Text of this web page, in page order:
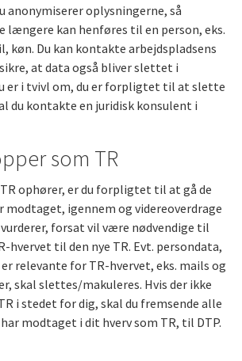
anonymiserer oplysningerne, så
længere kan henføres til en person, eks.
køn. Du kan kontakte arbejdspladsens
at data også bliver slettet i
er i tvivl om, du er forpligtet til at slette
du kontakte en juridisk konsulent i
som TR
ophører, er du forpligtet til at gå de
modtaget, igennem og videreoverdrage
forsat vil være nødvendige til
hvervet til den nye TR. Evt. persondata,
relevante for TR-hvervet, eks. mails og
skal slettes/makuleres. Hvis der ikke
i stedet for dig, skal du fremsende alle
modtaget i dit hverv som TR, til DTP.